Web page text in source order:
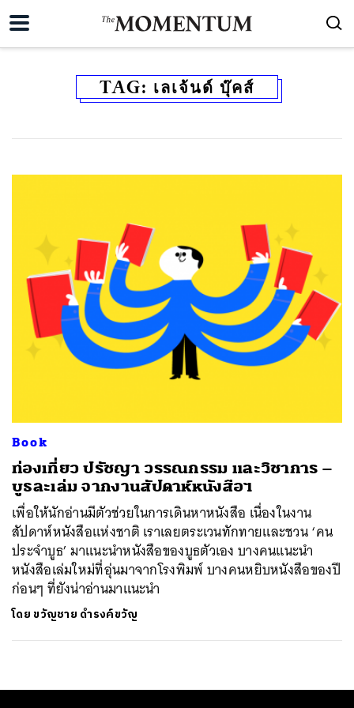
TAG: เลเจ้นด์ บุ๊คส์
Book
ท่องเที่ยว ปรัชญา วรรณกรรม และวิชาการ –
บูธละเล่ม จากงานสัปดาห์หนังสือฯ
เพื่อให้นักอ่านมีตัวช่วยในการเดินหาหนังสือ เนื่องในงาน
สัปดาห์หนังสือแห่งชาติ เราเลยตระเวนทักทายและชวน ‘คน
ประจำบูธ’ มาแนะนำหนังสือของบูธตัวเอง บางคนแนะนำ
หนังสือเล่มใหม่ที่อุ่นมาจากโรงพิมพ์ บางคนหยิบหนังสือของปี
ก่อนๆ ที่ยังน่าอ่านมาแนะนำ
โดย ขวัญชาย ดำรงค์ขวัญ
SHARE TWEET LINE EMAIL